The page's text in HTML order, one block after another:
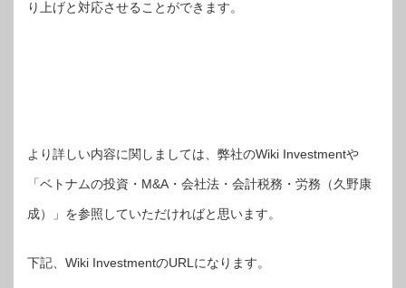
り上げと対応させることができます。
より詳しい内容に関しましては、弊社のWiki Investmentや
「ベトナムの投資・M&A・会社法・会計税務・労務（久野康
成）」を参照していただければと思います。
下記、Wiki InvestmentのURLになります。